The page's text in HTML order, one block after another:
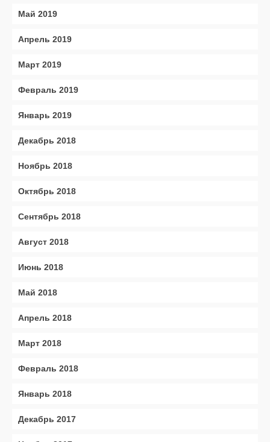
Май 2019
Апрель 2019
Март 2019
Февраль 2019
Январь 2019
Декабрь 2018
Ноябрь 2018
Октябрь 2018
Сентябрь 2018
Август 2018
Июнь 2018
Май 2018
Апрель 2018
Март 2018
Февраль 2018
Январь 2018
Декабрь 2017